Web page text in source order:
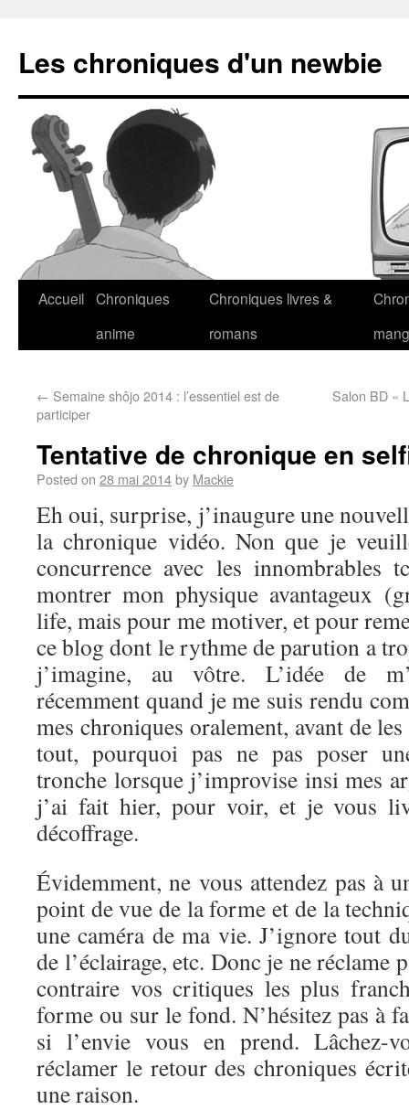
Les chroniques d'un newbie
Accueil Chroniques
anime
Chroniques livres &
romans
← Semaine shôjo 2014 : l’essentiel est de
participer
Salon BD «
Tentative de chronique en
Posted on 28 mai 2014by Mackie
Eh oui, surprise, j’inaugure une
la chronique vidéo. Non que je
concurrence avec les innombrables
montrer mon physique avantageux
life, mais pour me motiver, et pour
ce blog dont le rythme de parution a
j’imagine, au vôtre. L’idée de
récemment quand je me suis rendu
mes chroniques oralement, avant de
tout, pourquoi pas ne pas poser
tronche lorsque j’improvise insi mes
j’ai fait hier, pour voir, et je vous
décoffrage.
Évidemment, ne vous attendez pas à
point de vue de la forme et de la
une caméra de ma vie. J’ignore tout
de l’éclairage, etc. Donc je ne réclame
contraire vos critiques les plus
forme ou sur le fond. N’hésitez pas à
si l’envie vous en prend. Lâchez-
réclamer le retour des chroniques
une raison.